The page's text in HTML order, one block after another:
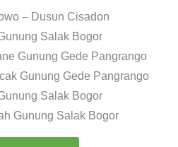
– Dusun Cisadon
Salak Bogor
Gunung Gede Pangrango
Gunung Gede Pangrango
Salak Bogor
Gunung Salak Bogor